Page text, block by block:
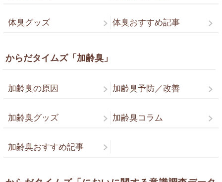
体臭グッズ 体臭おすすめ記事
からだタイムズ「加齢臭」
加齢臭の原因 加齢臭予防／改善
加齢臭グッズ 加齢臭コラム
加齢臭おすすめ記事